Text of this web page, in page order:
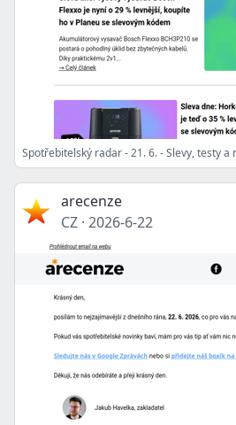
Spotřebitelský radar - 21. 6. - Slevy, testy a
arecenze
CZ · 2026-6-22